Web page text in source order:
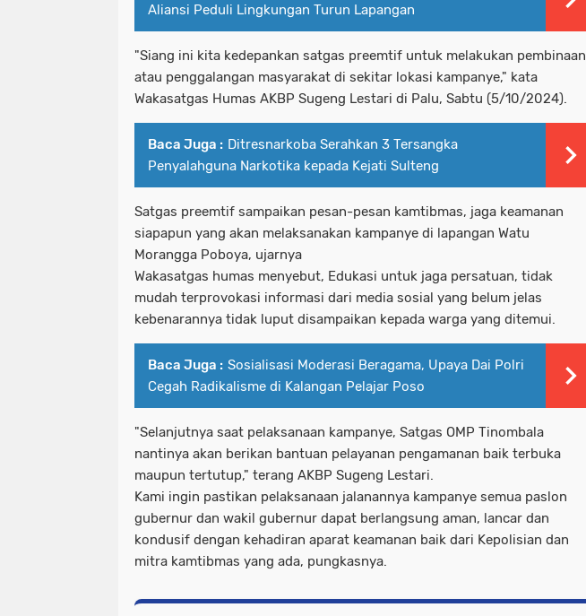
Aliansi Peduli Lingkungan Turun Lapangan
"Siang ini kita kedepankan satgas preemtif untuk melakukan pembinaan
atau penggalangan masyarakat di sekitar lokasi kampanye," kata
Wakasatgas Humas AKBP Sugeng Lestari di Palu, Sabtu (5/10/2024).
Baca Juga : Ditresnarkoba Serahkan 3 Tersangka
Penyalahguna Narkotika kepada Kejati Sulteng
Satgas preemtif sampaikan pesan-pesan kamtibmas, jaga keamanan
siapapun yang akan melaksanakan kampanye di lapangan Watu
Morangga Poboya, ujarnya
Wakasatgas humas menyebut, Edukasi untuk jaga persatuan, tidak
mudah terprovokasi informasi dari media sosial yang belum jelas
kebenarannya tidak luput disampaikan kepada warga yang ditemui.
Baca Juga : Sosialisasi Moderasi Beragama, Upaya Dai Polri
Cegah Radikalisme di Kalangan Pelajar Poso
"Selanjutnya saat pelaksanaan kampanye, Satgas OMP Tinombala
nantinya akan berikan bantuan pelayanan pengamanan baik terbuka
maupun tertutup," terang AKBP Sugeng Lestari.
Kami ingin pastikan pelaksanaan jalanannya kampanye semua paslon
gubernur dan wakil gubernur dapat berlangsung aman, lancar dan
kondusif dengan kehadiran aparat keamanan baik dari Kepolisian dan
mitra kamtibmas yang ada, pungkasnya.